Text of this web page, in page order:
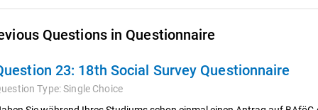
Questions in Questionnaire
23: 18th Social Survey Questionnaire
Type:Single Choice